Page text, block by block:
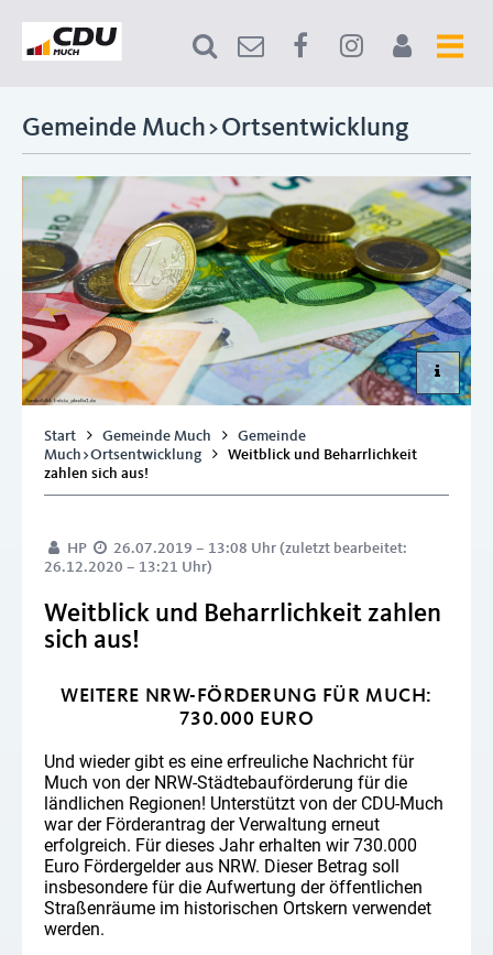
Gemeinde Much>Ortsentwicklung
Start Gemeinde Much
Gemeinde
Much>Ortsentwicklung
Weitblick und Beharrlichkeit
zahlen sich aus!
HP
26.07.2019 – 13:08 Uhr (zuletzt bearbeitet:
26.12.2020 – 13:21 Uhr)
Weitblick und Beharrlichkeit zahlen
sich aus!
WEITERE NRW-FÖRDERUNG FÜR MUCH:
730.000 EURO
Und wieder gibt es eine erfreuliche Nachricht für
Much von der NRW-Städtebauförderung für die
ländlichen Regionen! Unterstützt von der CDU-Much
war der Förderantrag der Verwaltung erneut
erfolgreich. Für dieses Jahr erhalten wir 730.000
Euro Fördergelder aus NRW. Dieser Betrag soll
insbesondere für die Aufwertung der öffentlichen
Straßenräume im historischen Ortskern verwendet
werden.